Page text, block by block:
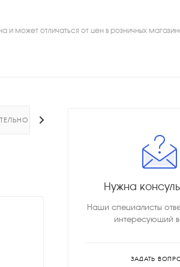
и может отличаться от цен в розничных
Нужна
Наши специалисты
интересующий
ЗАДАТЬ